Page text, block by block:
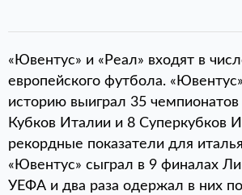
«Ювентус» и «Реал» входят в
европейского футбола.
историю выиграл 35
Кубков Италии и 8 Суперкубков
рекордные показатели для
«Ювентус» сыграл в 9 финалах
УЕФА и два раза одержал в них